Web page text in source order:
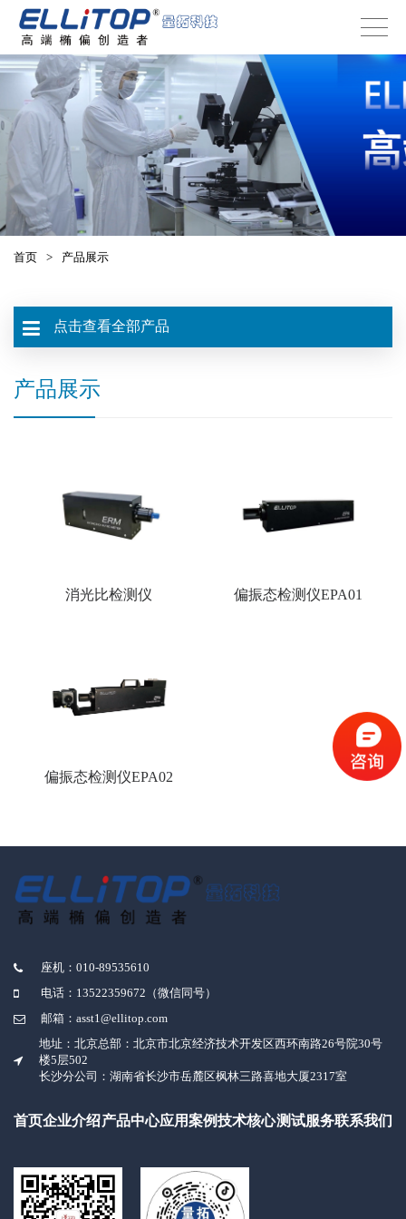
首页 > 产品展示
点击查看全部产品
产品展示
消光比检测仪 偏振态检测仪EPA01
偏振态检测仪EPA02
座机：010-89535610
电话：13522359672（微信同号）
邮箱：asst1@ellitop.com
地址：北京总部：北京市北京经济技术开发区西环南路26号院30号
楼5层502
长沙分公司：湖南省长沙市岳麓区枫林三路喜地大厦2317室
首页企业介绍产品中心应用案例技术核心测试服务联系我们